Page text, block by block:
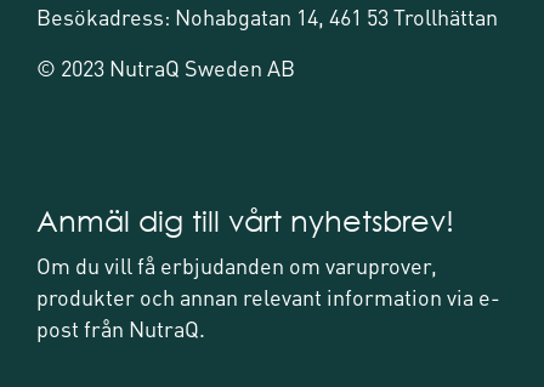
Besökadress: Nohabgatan 14, 461 53 Trollhättan
© 2023 NutraQ Sweden AB
Anmäl dig till vårt nyhetsbrev!
Om du vill få erbjudanden om varuprover,
produkter och annan relevant information via e-
post från NutraQ.